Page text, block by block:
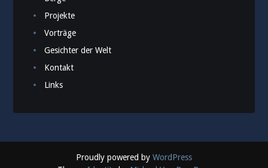
Projekte
Vorträge
Gesichter der Welt
Kontakt
Links
Proudly powered by WordPress